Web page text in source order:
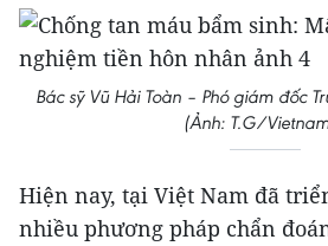
Bác sỹ Vũ Hải Toàn – Phó giám đốc
(Ảnh: T.G/
Hiện nay, tại Việt Nam đã
nhiều phương pháp chẩn